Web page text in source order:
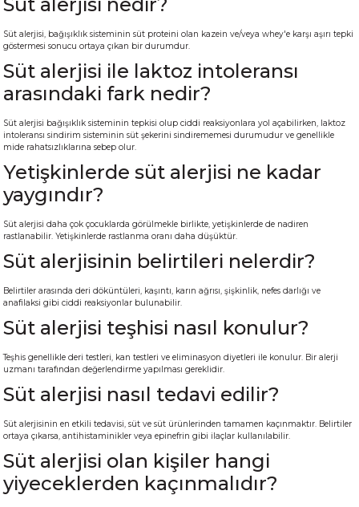
Süt alerjisi nedir?
Süt alerjisi, bağışıklık sisteminin süt proteini olan kazein ve/veya whey'e karşı aşırı tepki
göstermesi sonucu ortaya çıkan bir durumdur.
Süt alerjisi ile laktoz intoleransı
arasındaki fark nedir?
Süt alerjisi bağışıklık sisteminin tepkisi olup ciddi reaksiyonlara yol açabilirken, laktoz
intoleransı sindirim sisteminin süt şekerini sindirememesi durumudur ve genellikle
mide rahatsızlıklarına sebep olur.
Yetişkinlerde süt alerjisi ne kadar
yaygındır?
Süt alerjisi daha çok çocuklarda görülmekle birlikte, yetişkinlerde de nadiren
rastlanabilir. Yetişkinlerde rastlanma oranı daha düşüktür.
Süt alerjisinin belirtileri nelerdir?
Belirtiler arasında deri döküntüleri, kaşıntı, karın ağrısı, şişkinlik, nefes darlığı ve
anafilaksi gibi ciddi reaksiyonlar bulunabilir.
Süt alerjisi teşhisi nasıl konulur?
Teşhis genellikle deri testleri, kan testleri ve eliminasyon diyetleri ile konulur. Bir alerji
uzmanı tarafından değerlendirme yapılması gereklidir.
Süt alerjisi nasıl tedavi edilir?
Süt alerjisinin en etkili tedavisi, süt ve süt ürünlerinden tamamen kaçınmaktır. Belirtiler
ortaya çıkarsa, antihistaminikler veya epinefrin gibi ilaçlar kullanılabilir.
Süt alerjisi olan kişiler hangi
yiyeceklerden kaçınmalıdır?